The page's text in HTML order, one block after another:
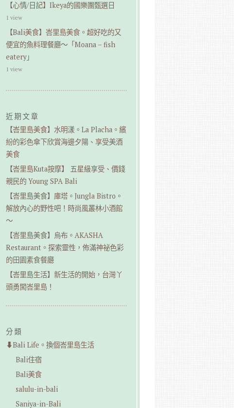
【心情/日記】Ikeya的國樂團甄選日
1 view
【Bali美食】峇里島美食。超好吃的又
便宜的魚料理餐廳～「Moana – fish
eatery」
1 view
近期文章
【峇里島美食】水明漾。La Placha。繽
紛的彩色傘下欣賞海邊夕陽、享受美酒
美食
【峇里島Kuta按摩】 五星級享受、價錢
親民的 Young SPA Bali
【峇里島美食】庫塔。Jungla Bistro。
解放內心的野性吧！時尚風叢林小酒館
～
【峇里島美食】烏布。AKASHA
Restaurant。探索靈性，佈滿神祕色彩
的田園素食餐廳
【峇里島生活】新生活的開始，台灣丫
頭勇闖峇里島！
分類
⬇︎Bali Life。換個峇里島生活
Bali住宿
Bali美食
salulu-in-bali
Saniya-in-Bali